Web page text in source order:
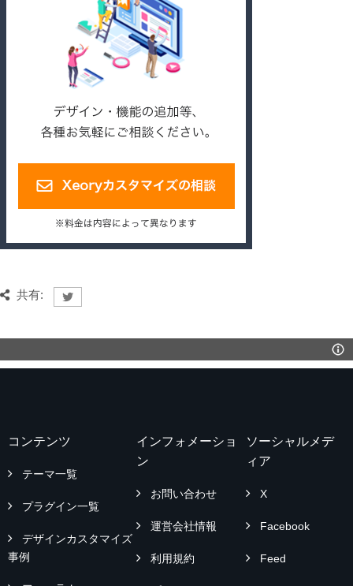
共有:
コンテンツ
テーマ一覧
プラグイン一覧
デザインカスタマイズ
事例
インフォメーショ
ン
お問い合わせ
運営会社情報
利用規約
ソーシャルメデ
ィア
X
Facebook
Feed